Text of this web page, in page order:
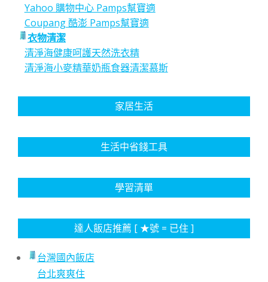
Yahoo 購物中心 Pamps幫寶適
Coupang 酷澎 Pamps幫寶適
衣物清潔
清淨海健康呵護天然洗衣精
清淨海小麥精華奶瓶食器清潔慕斯
家居生活
生活中省錢工具
學習清單
達人飯店推薦 [ ★號 = 已住 ]
台灣國內飯店
台北爽爽住